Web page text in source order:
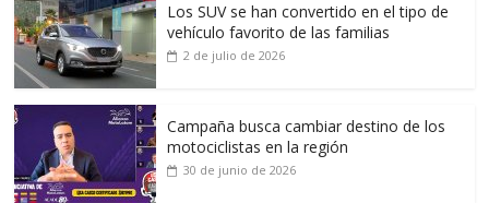
Los SUV se han convertido en el tipo de
vehículo favorito de las familias
2 de julio de 2026
Campaña busca cambiar destino de los
motociclistas en la región
30 de junio de 2026